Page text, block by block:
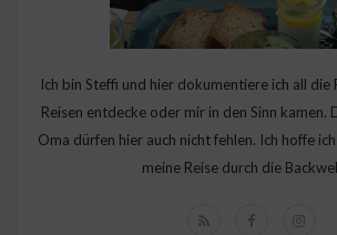
Ich bin Steffi und hier dokumentiere ich all die
Reisen entdecke oder mir in den Sinn kamen.
Oma dürfen hier auch nicht fehlen. Ich hoffe
meine Reise durch die